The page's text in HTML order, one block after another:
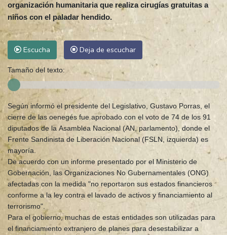
organización humanitaria que realiza cirugías gratuitas a
niños con el paladar hendido.
Escucha Deja de escuchar
Tamaño del texto:
Según informó el presidente del Legislativo, Gustavo Porras, el
cierre de las oenegés fue aprobado con el voto de 74 de los 91
diputados de la Asamblea Nacional (AN, parlamento), donde el
Frente Sandinista de Liberación Nacional (FSLN, izquierda) es
mayoría.
De acuerdo con un informe presentado por el Ministerio de
Gobernación, las Organizaciones No Gubernamentales (ONG)
afectadas con la medida "no reportaron sus estados financieros
conforme a la ley contra el lavado de activos y financiamiento al
terrorismo".
Para el gobierno, muchas de estas entidades son utilizadas para
el financiamiento extranjero de planes para desestabilizar a